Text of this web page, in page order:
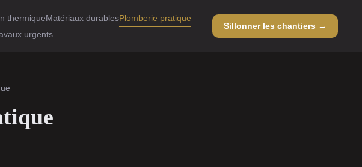
thermiqueMatériaux durablesPlomberie pratique
urgents
Sillonner les chantiers →